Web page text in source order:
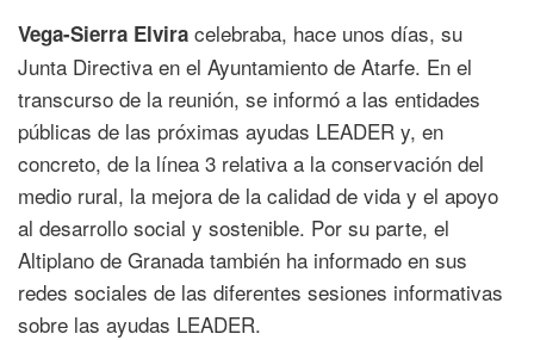
Vega-Sierra Elvira celebraba, hace unos días, su
Junta Directiva en el Ayuntamiento de Atarfe. En el
transcurso de la reunión, se informó a las entidades
públicas de las próximas ayudas LEADER y, en
concreto, de la línea 3 relativa a la conservación del
medio rural, la mejora de la calidad de vida y el apoyo
al desarrollo social y sostenible. Por su parte, el
Altiplano de Granada también ha informado en sus
redes sociales de las diferentes sesiones informativas
sobre las ayudas LEADER.